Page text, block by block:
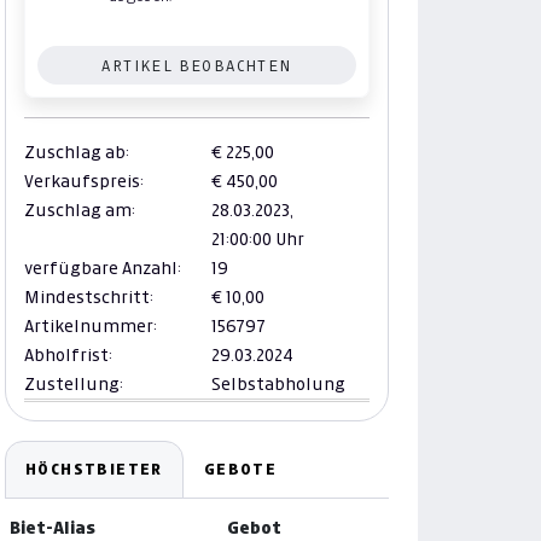
ARTIKEL BEOBACHTEN
Zuschlag ab:
€ 225,00
Verkaufspreis:
€ 450,00
Zuschlag am:
28.03.2023,
21:00:00 Uhr
verfügbare Anzahl:
19
Mindestschritt:
€ 10,00
Artikelnummer:
156797
Abholfrist:
29.03.2024
Zustellung:
Selbstabholung
HÖCHSTBIETER GEBOTE
Biet-Alias Gebot